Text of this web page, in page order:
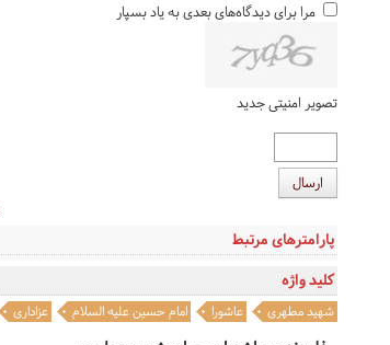
کلید واژه
شهید مطهری عاشورا امام حسین علیه السلام عزاداری
پارامترهای مرتبط
مرا برای دیدگاه‌های بعدی به یاد بسپار
تصویر امنیتی جدید
ارسال